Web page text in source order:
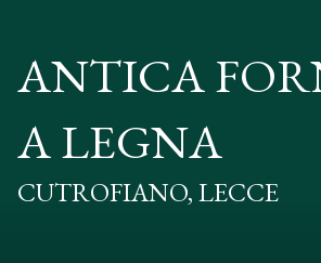
ANTICA
A LEGNA
CUTROFIANO, LECCE